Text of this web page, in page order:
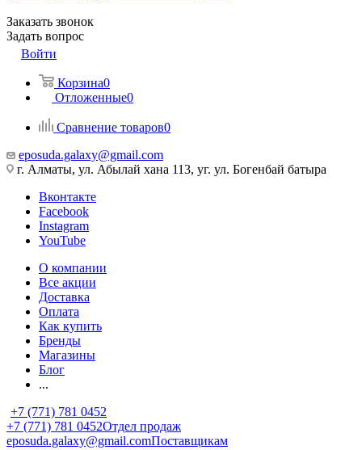
Заказать звонок
Задать вопрос
Войти
Корзина0
Отложенные0
Сравнение товаров0
eposuda.galaxy@gmail.com
г. Алматы, ул. Абылай хана 113, уг. ул. Богенбай батыра
Вконтакте
Facebook
Instagram
YouTube
О компании
Все акции
Доставка
Оплата
Как купить
Бренды
Магазины
Блог
...
+7 (771) 781 0452
+7 (771) 781 0452Отдел продаж
eposuda.galaxy@gmail.comПоставщикам